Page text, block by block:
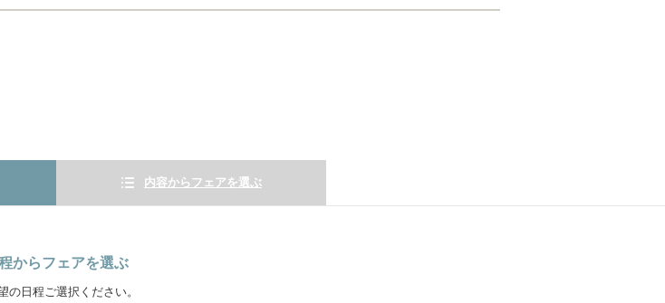
内容からフェアを選ぶ
からフェアを選ぶ
の日程ご選択ください。